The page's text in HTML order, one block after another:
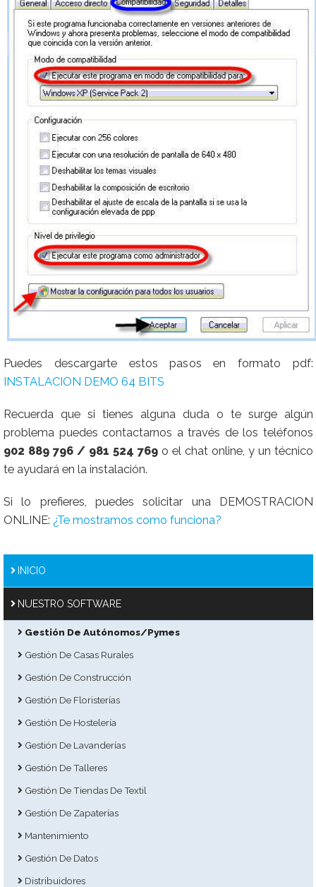
Puedes descargarte estos pasos en formato pdf:
INSTALACION DEMO 64 BITS
Recuerda que si tienes alguna duda o te surge algún
problema puedes contactarnos a través de los teléfonos
902 889 796 / 981 524 769 o el chat online, y un técnico
te ayudará en la instalación.
Si lo prefieres, puedes solicitar una DEMOSTRACION
ONLINE: ¿Te mostramos como funciona?
INICIO
NUESTRO SOFTWARE
Gestión De Autónomos/Pymes
Gestión De Casas Rurales
Gestión De Construcción
Gestión De Floristerías
Gestión De Hostelería
Gestión De Lavanderías
Gestión De Talleres
Gestión De Tiendas De Textil
Gestión De Zapaterías
Mantenimiento
Gestión De Datos
Distribuidores